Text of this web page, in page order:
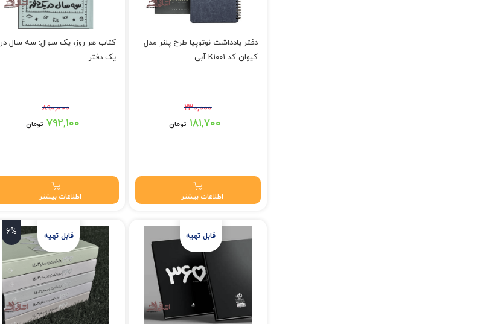
دفتر یادداشت نوتوپیا طرح پلنر مدل
کیوان کد K۱۰۰۱ آبی
۲۳۰,۰۰۰
قیمت اصلی: ۲۳۰,۰۰۰ تومان بود.۱۸۱,۷۰۰ تومان
اطلاعات بیشتر
کتاب هر روز، یک سوال: سه سال در
یک دفتر
۸۹۰,۰۰۰
قیمت اصلی: ۸۹۰,۰۰۰ تومان بود.۷۹۲,۱۰۰ تومان
اطلاعات بیشتر
6%